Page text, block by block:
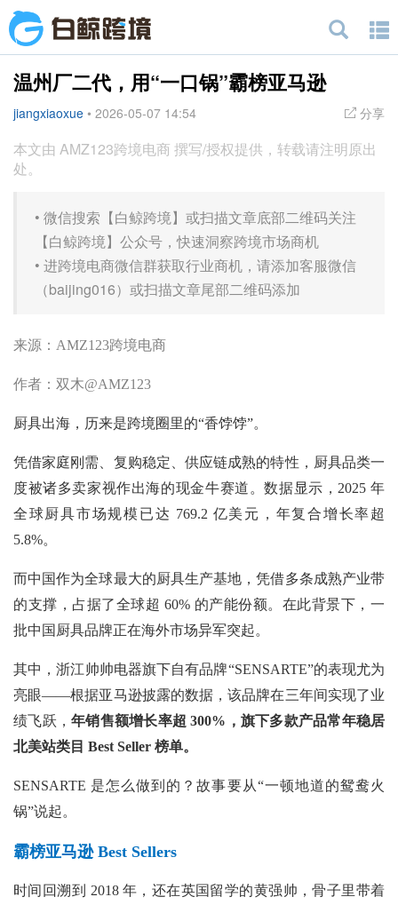
温州厂二代，用“一口锅”霸榜亚马逊
jiangxiaoxue • 2026-05-07 14:54 分享
本文由 AMZ123跨境电商 撰写/授权提供，转载请注明原出
处。
• 微信搜索【白鲸跨境】或扫描文章底部二维码关注
【白鲸跨境】公众号，快速洞察跨境市场商机
• 进跨境电商微信群获取行业商机，请添加客服微信
（baijing016）或扫描文章尾部二维码添加
来源：AMZ123跨境电商
作者：双木@AMZ123
厨具出海，历来是跨境圈里的“香饽饽”。
凭借家庭刚需、复购稳定、供应链成熟的特性，厨具品类一
度被诸多卖家视作出海的现金牛赛道。数据显示，2025 年
全球厨具市场规模已达 769.2 亿美元，年复合增长率超
5.8%。
而中国作为全球最大的厨具生产基地，凭借多条成熟产业带
的支撑，占据了全球超 60% 的产能份额。在此背景下，一
批中国厨具品牌正在海外市场异军突起。
其中，浙江帅帅电器旗下自有品牌“SENSARTE”的表现尤为
亮眼——根据亚马逊披露的数据，该品牌在三年间实现了业
绩飞跃， 年销售额增长率超 300%，旗下多款产品常年稳居
北美站类目 Best Seller 榜单。
SENSARTE 是怎么做到的？故事要从“一顿地道的鸳鸯火
锅”说起。
霸榜亚马逊 Best Sellers
时间回溯到 2018 年，还在英国留学的黄强帅，骨子里带着